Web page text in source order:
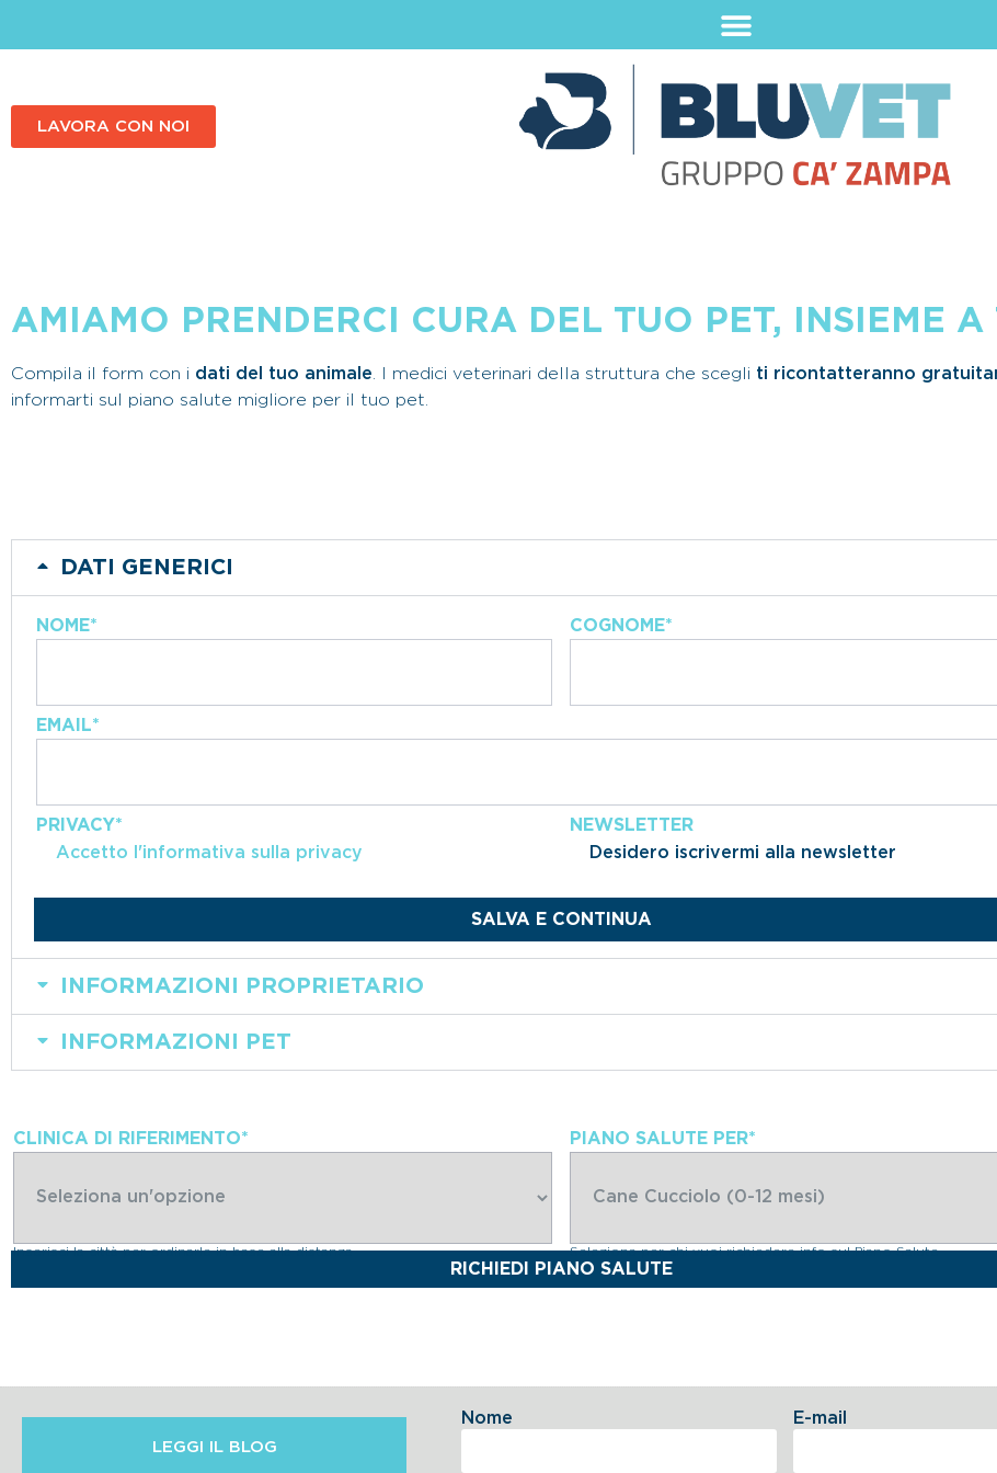
LAVORA CON NOI
AMIAMO PRENDERCI CURA DEL TUO PET, INSIEME A
Compila il form con i dati del tuo animale. I medici veterinari della struttura che scegli ti ricontatteranno
informarti sul piano salute migliore per il tuo pet.
DATI GENERICI
NOME* COGNOME*
EMAIL*
PRIVACY*
Accetto l'informativa sulla privacy
NEWSLETTER
Desidero iscrivermi alla newsletter
INFORMAZIONI PROPRIETARIO
INFORMAZIONI PET
CLINICA DI RIFERIMENTO*
Inserisci la città per ordinarle in base alla distanza
PIANO SALUTE PER*
Seleziona per chi vuoi richiedere info sul Piano Salute
LEGGI IL BLOG
Nome E-mail